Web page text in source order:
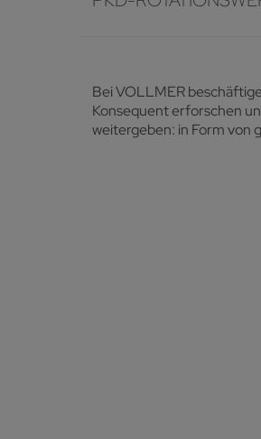
Bei VOLLMER
Konsequent erforschen
weitergeben: in Form von